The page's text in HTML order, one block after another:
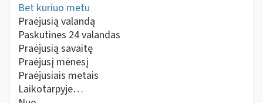
Bet kuriuo metu
Praėjusią valandą
Paskutines 24 valandas
Praėjusią savaitę
Praėjusį mėnesį
Praėjusiais metais
Laikotarpyje…